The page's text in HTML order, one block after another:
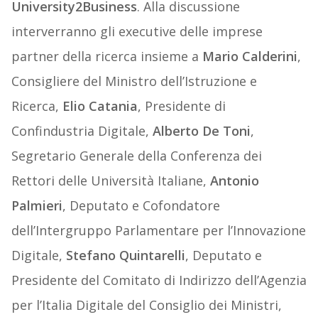
University2Business. Alla discussione
interverranno gli executive delle imprese
partner della ricerca insieme a Mario Calderini,
Consigliere del Ministro dell’Istruzione e
Ricerca, Elio Catania, Presidente di
Confindustria Digitale, Alberto De Toni,
Segretario Generale della Conferenza dei
Rettori delle Università Italiane, Antonio
Palmieri, Deputato e Cofondatore
dell’Intergruppo Parlamentare per l’Innovazione
Digitale, Stefano Quintarelli, Deputato e
Presidente del Comitato di Indirizzo dell’Agenzia
per l’Italia Digitale del Consiglio dei Ministri,